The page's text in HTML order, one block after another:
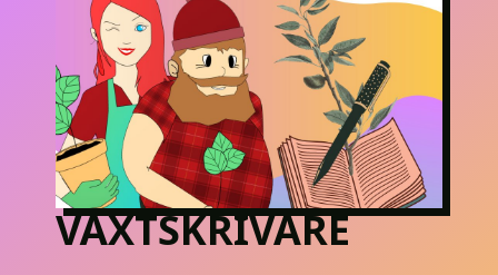
VÄXTSKRIVARE